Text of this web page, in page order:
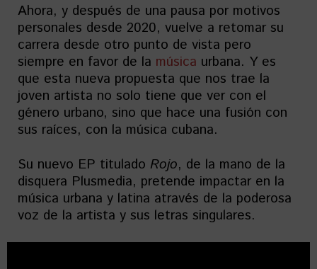
Ahora, y después de una pausa por motivos
personales desde 2020, vuelve a retomar su
carrera desde otro punto de vista pero
siempre en favor de la música urbana. Y es
que esta nueva propuesta que nos trae la
joven artista no solo tiene que ver con el
género urbano, sino que hace una fusión con
sus raíces, con la música cubana.
Su nuevo EP titulado Rojo, de la mano de la
disquera Plusmedia, pretende impactar en la
música urbana y latina através de la poderosa
voz de la artista y sus letras singulares.